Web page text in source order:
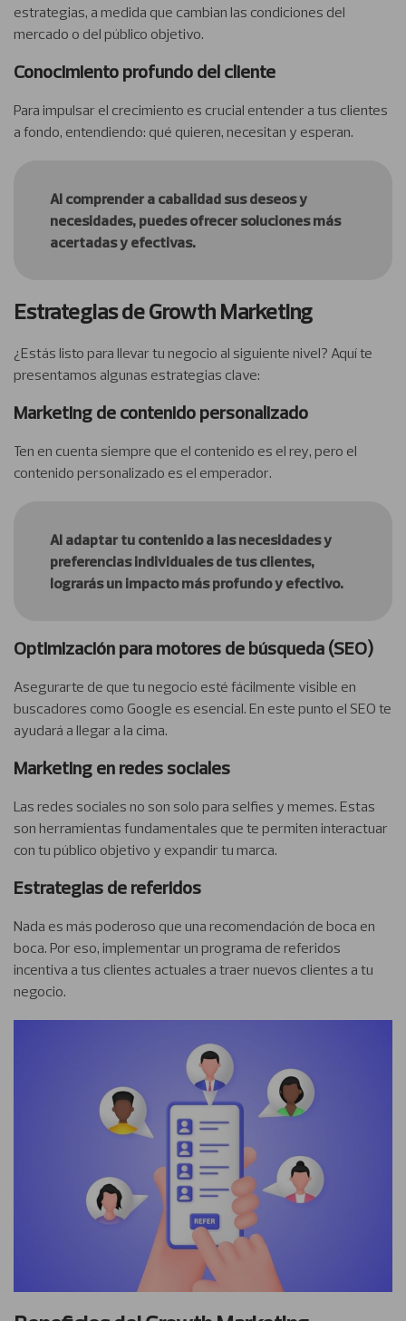
estrategias, a medida que cambian las condiciones del
mercado o del público objetivo.
Conocimiento profundo del cliente
Para impulsar el crecimiento es crucial entender a tus clientes
a fondo, entendiendo: qué quieren, necesitan y esperan.
Al comprender a cabalidad sus deseos y
necesidades, puedes ofrecer soluciones más
acertadas y efectivas.
Estrategias de Growth Marketing
¿Estás listo para llevar tu negocio al siguiente nivel? Aquí te
presentamos algunas estrategias clave:
Marketing de contenido personalizado
Ten en cuenta siempre que el contenido es el rey, pero el
contenido personalizado es el emperador.
Al adaptar tu contenido a las necesidades y
preferencias individuales de tus clientes,
lograrás un impacto más profundo y efectivo.
Optimización para motores de búsqueda (SEO)
Asegurarte de que tu negocio esté fácilmente visible en
buscadores como Google es esencial. En este punto el SEO te
ayudará a llegar a la cima.
Marketing en redes sociales
Las redes sociales no son solo para selfies y memes. Estas
son herramientas fundamentales que te permiten interactuar
con tu público objetivo y expandir tu marca.
Estrategias de referidos
Nada es más poderoso que una recomendación de boca en
boca. Por eso, implementar un programa de referidos
incentiva a tus clientes actuales a traer nuevos clientes a tu
negocio.